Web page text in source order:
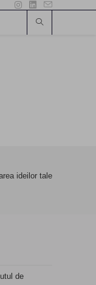
ideilor tale
de